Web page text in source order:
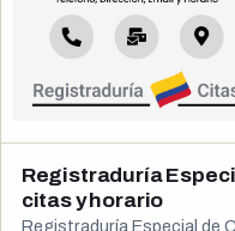
Registraduría
citas y horario
Registraduría Especial de